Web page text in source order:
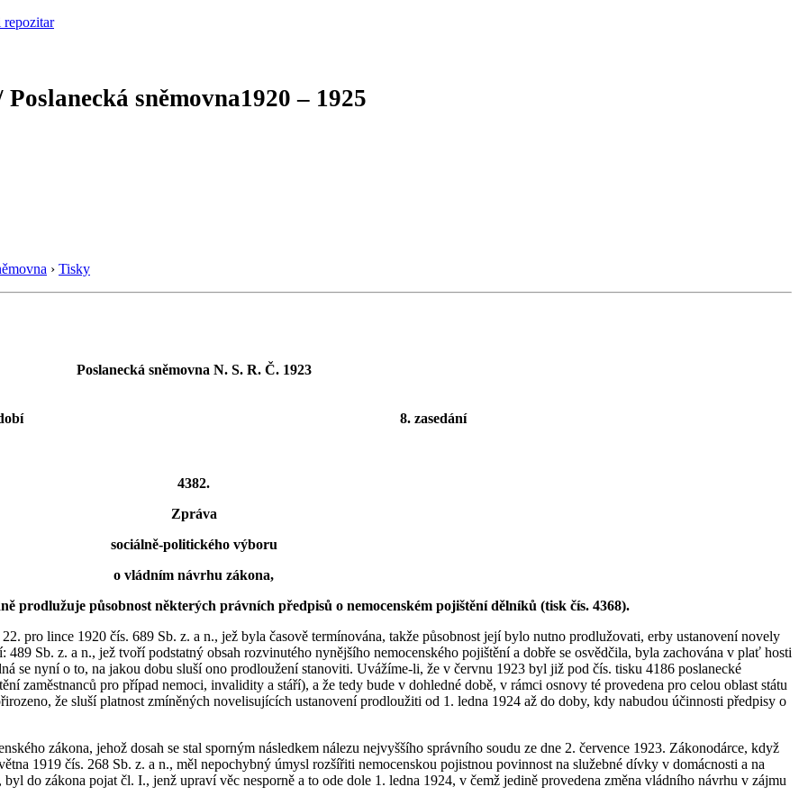
sněmovna1920 – 1925
› Tisky
Poslanecká sněmovna N. S. R. Č. 1923
8. zasedání
4382.
Zpráva
sociálně-politického výboru
o vládním návrhu zákona,
prodlužuje působnost některých právních předpisů o nemocenském pojištění dělníků (tisk čís. 4368).
pro lince 1920 čís. 689 Sb. z. a n., jež byla časově termínována, takže působnost její bylo nutno prodlužovati, erby ustanovení novely
Sb. z. a n., jež tvoří podstatný obsah rozvinutého nynějšího nemocenského pojištění a dobře se osvědčila, byla zachována v plať hosti
se nyní o to, na jakou dobu sluší ono prodloužení stanoviti. Uvážíme-li, že v červnu 1923 byl již pod čís. tisku 4186 poslanecké
zaměstnanců pro případ nemoci, invalidity a stáří), a že tedy bude v dohledné době, v rámci osnovy té provedena pro celou oblast státu
že sluší platnost zmíněných novelisujících ustanovení prodloužiti od 1. ledna 1924 až do doby, kdy nabudou účinnosti předpisy o
zákona, jehož dosah se stal sporným následkem nálezu nejvyššího správního soudu ze dne 2. července 1923. Zákonodárce, když
1919 čís. 268 Sb. z. a n., měl nepochybný úmysl rozšířiti nemocenskou pojistnou povinnost na služebné dívky v domácnosti a na
do zákona pojat čl. I., jenž upraví věc nesporně a to ode dole 1. ledna 1924, v čemž jedině provedena změna vládního návrhu v zájmu